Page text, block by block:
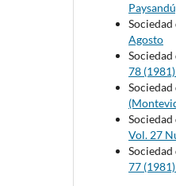
Agosto
78
Vol. 27
77